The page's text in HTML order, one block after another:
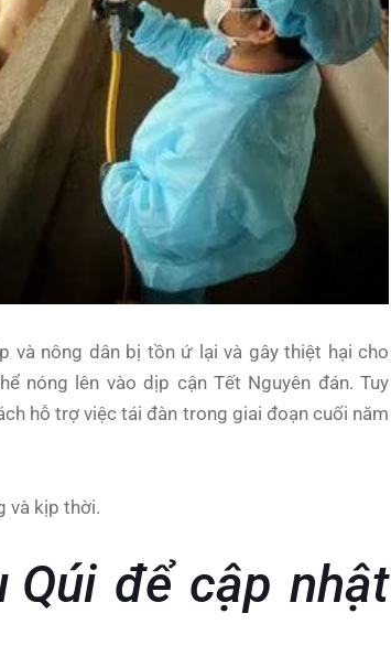
và nông dân bị tồn ứ lại và gây thiệt hại cho
nóng lên vào dịp cận Tết Nguyên đán. Tuy
hỗ trợ việc tái đàn trong giai đoạn cuối năm
và kịp thời.
Qúi để cập nhật